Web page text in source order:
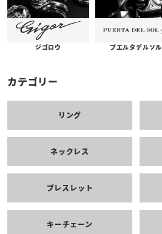
ジゴロウ プエルタデルソル
カテゴリー
リング
ネックレス
ブレスレット
キーチェーン